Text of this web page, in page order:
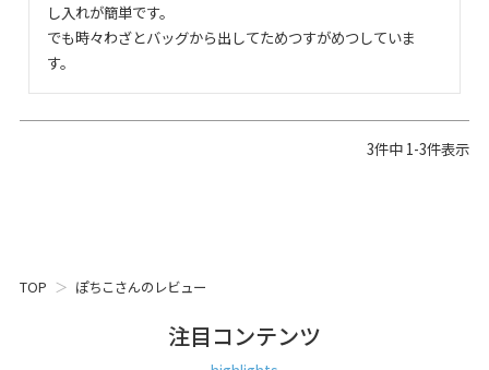
し入れが簡単です。
でも時々わざとバッグから出してためつすがめつしていま
す。
3件中 1-3件表示
TOP ぽちこさんのレビュー
注目コンテンツ